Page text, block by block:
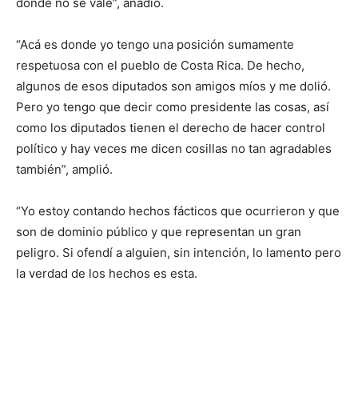
“Acá es donde yo tengo una posición sumamente
respetuosa con el pueblo de Costa Rica. De hecho,
algunos de esos diputados son amigos míos y me dolió.
Pero yo tengo que decir como presidente las cosas, así
como los diputados tienen el derecho de hacer control
político y hay veces me dicen cosillas no tan agradables
también”, amplió.
“Yo estoy contando hechos fácticos que ocurrieron y que
son de dominio público y que representan un gran
peligro. Si ofendí a alguien, sin intención, lo lamento pero
la verdad de los hechos es esta.